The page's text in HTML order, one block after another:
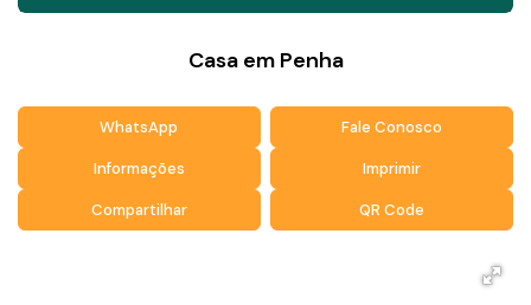
Casa em Penha
WhatsApp Fale Conosco
Informações Imprimir
Compartilhar QR Code